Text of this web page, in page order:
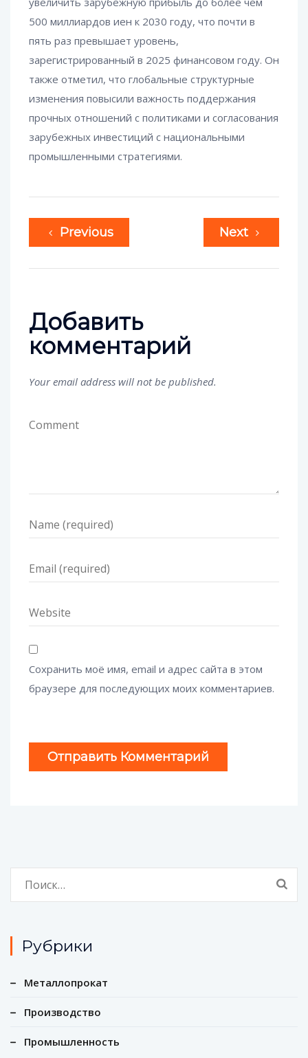
500 миллиардов иен к 2030 году, что почти в
пять раз превышает уровень,
зарегистрированный в 2025 финансовом году. Он
также отметил, что глобальные структурные
изменения повысили важность поддержания
прочных отношений с политиками и согласования
зарубежных инвестиций с национальными
промышленными стратегиями.
Previous Next
Добавить
комментарий
Your email address will not be published.
Сохранить моё имя, email и адрес сайта в этом
браузере для последующих моих комментариев.
Рубрики
Металлопрокат
Производство
Промышленность